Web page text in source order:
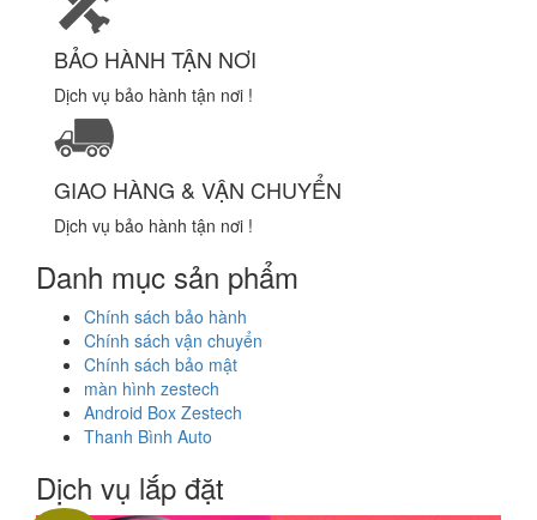
BẢO HÀNH TẬN NƠI
Dịch vụ bảo hành tận nơi !
GIAO HÀNG & VẬN CHUYỂN
Dịch vụ bảo hành tận nơi !
Danh mục sản phẩm
Chính sách bảo hành
Chính sách vận chuyển
Chính sách bảo mật
màn hình zestech
Android Box Zestech
Thanh Bình Auto
Dịch vụ lắp đặt